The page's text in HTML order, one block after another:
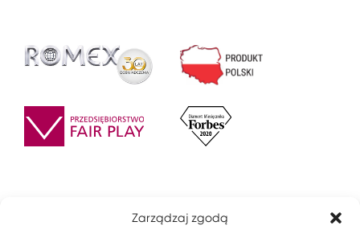
Zarządzaj zgodą